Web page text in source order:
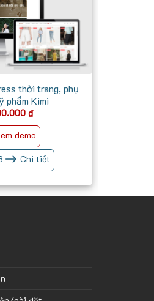
thời trang, phụ
phẩm Kimi
₫
demo
Chi tiết